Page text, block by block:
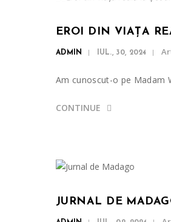
EROI DIN VIAȚA
ADMIN IUL., 30, 2024
Am cunoscut-o pe Madam
CONTINUE
JURNAL DE